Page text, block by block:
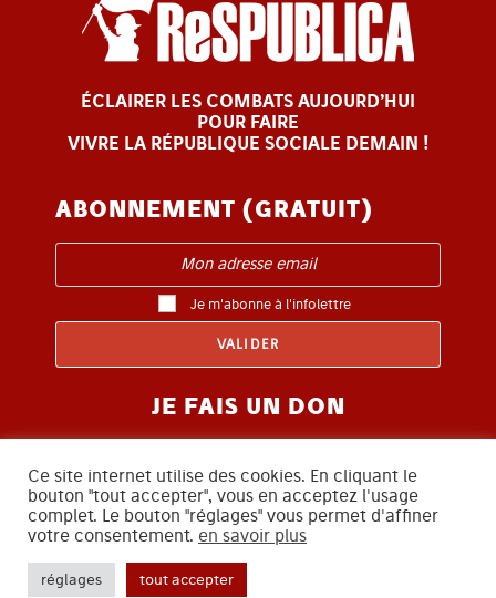
ÉCLAIRER LES COMBATS AUJOURD’HUI
POUR FAIRE
VIVRE LA RÉPUBLIQUE SOCIALE DEMAIN !
ABONNEMENT (GRATUIT)
Je m'abonne à l'infolettre
JE FAIS UN DON
SUIVEZ-NOUS
Ce site internet utilise des cookies. En cliquant le
bouton "tout accepter", vous en acceptez l'usage
complet. Le bouton "réglages" vous permet d'affiner
votre consentement. en savoir plus
réglages tout accepter